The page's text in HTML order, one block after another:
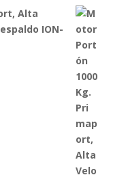
Alta
ION-